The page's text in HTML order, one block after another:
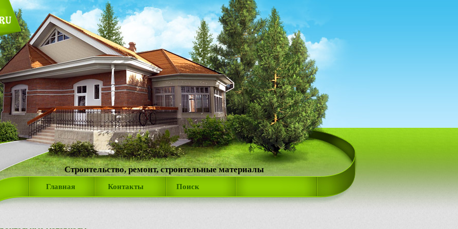
Строительство, ремонт, строительные материалы
Главная Контакты Поиск